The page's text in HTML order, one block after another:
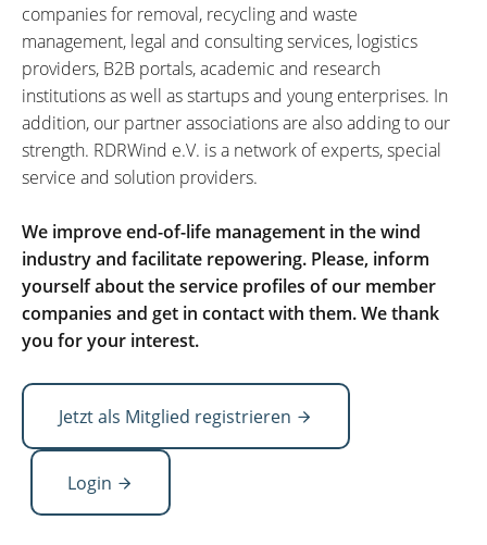
companies for removal, recycling and waste
management, legal and consulting services, logistics
providers, B2B portals, academic and research
institutions as well as startups and young enterprises. In
addition, our partner associations are also adding to our
strength. RDRWind e.V. is a network of experts, special
service and solution providers.
We improve end-of-life management in the wind
industry and facilitate repowering. Please, inform
yourself about the service profiles of our member
companies and get in contact with them. We thank
you for your interest.
Jetzt als Mitglied registrieren
Login